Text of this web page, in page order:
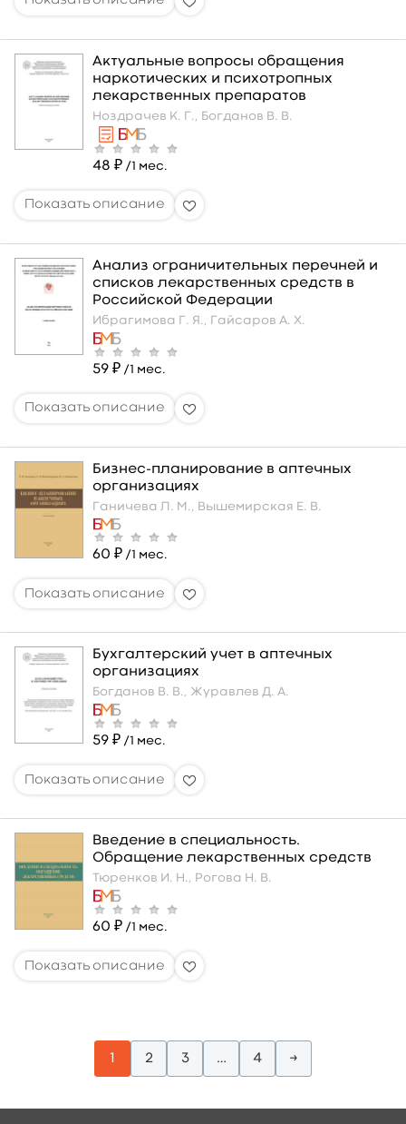
Актуальные вопросы обращения
наркотических и психотропных
лекарственных препаратов
Ноздрачев К. Г., Богданов В. В.
48 ₽ /1 мес.
Анализ ограничительных перечней и
списков лекарственных средств в
Российской Федерации
Ибрагимова Г. Я., Гайсаров А. Х.
59 ₽ /1 мес.
Бизнес-планирование в аптечных
организациях
Ганичева Л. М., Вышемирская Е. В.
60 ₽ /1 мес.
Бухгалтерский учет в аптечных
организациях
Богданов В. В., Журавлев Д. А.
59 ₽ /1 мес.
Введение в специальность.
Обращение лекарственных средств
Тюренков И. Н., Рогова Н. В.
60 ₽ /1 мес.
2 3 … 4 →